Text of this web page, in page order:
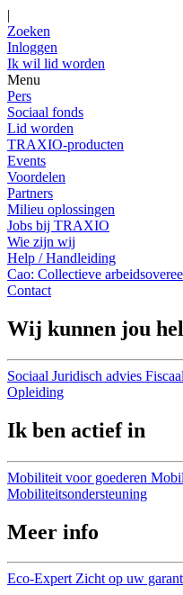
|
Zoeken
Inloggen
Ik wil lid worden
Menu
Pers
Sociaal fonds
Lid worden
TRAXIO-producten
Events
Voordelen
Partners
Milieu oplossingen
Jobs bij TRAXIO
Wie zijn wij
Help / Handleiding
Cao: Collectieve
Contact
Wij kunnen jou
Sociaal Juridisch advies Fiscaal
Opleiding
Ik ben actief in
Mobiliteit voor goederen
Mobiliteitsondersteuning
Meer info
Eco-Expert Zicht op uw